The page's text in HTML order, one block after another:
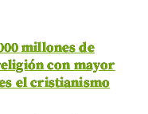
millones de
con mayor
el cristianismo